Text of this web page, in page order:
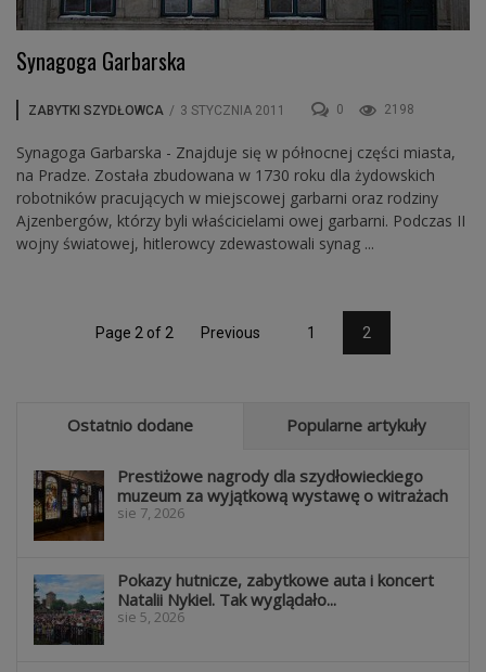
Synagoga Garbarska
ZABYTKI SZYDŁOWCA / 3 STYCZNIA 2011 0 2198
Synagoga Garbarska - Znajduje się w północnej części miasta,
na Pradze. Została zbudowana w 1730 roku dla żydowskich
robotników pracujących w miejscowej garbarni oraz rodziny
Ajzenbergów, którzy byli właścicielami owej garbarni. Podczas II
wojny światowej, hitlerowcy zdewastowali synag ...
Page 2 of 2 Previous 1 2
Ostatnio dodane Popularne artykuły
Prestiżowe nagrody dla szydłowieckiego
muzeum za wyjątkową wystawę o witrażach
sie 7, 2026
Pokazy hutnicze, zabytkowe auta i koncert
Natalii Nykiel. Tak wyglądało...
sie 5, 2026